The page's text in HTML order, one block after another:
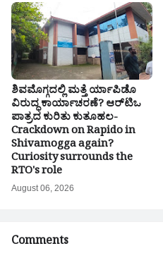
ಶಿವಮೊಗ್ಗದಲ್ಲಿ ಮತ್ತೆ ರ್ಯಾಪಿಡೊ
ವಿರುದ್ಧ ಕಾರ್ಯಾಚರಣೆ? ಆರ್‌ಟಿಒ
ಪಾತ್ರದ ಕುರಿತು ಕುತೂಹಲ-
Crackdown on Rapido in
Shivamogga again?
Curiosity surrounds the
RTO's role
August 06, 2026
Comments